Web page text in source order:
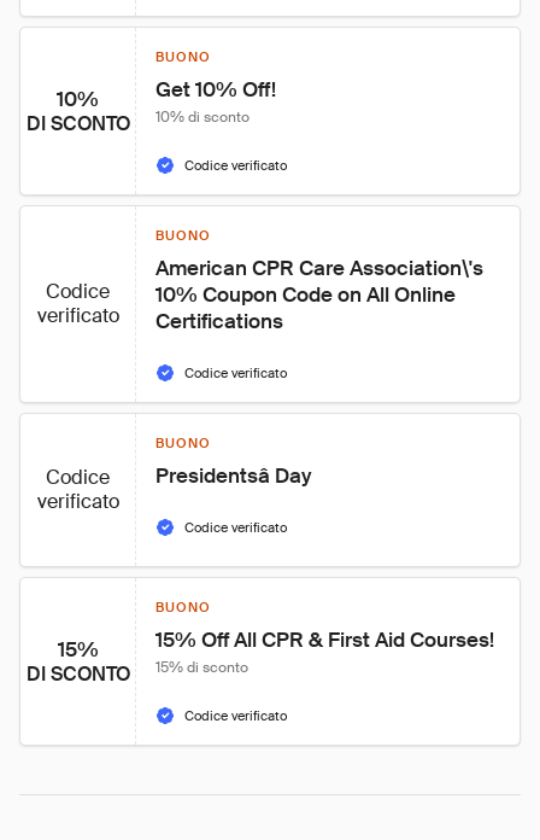
10%
DI SCONTO
BUONO
Get 10% Off!
10% di sconto
Codice verificato
Codice
verificato
BUONO
American CPR Care Association\'s
10% Coupon Code on All Online
Certifications
Codice verificato
Codice
verificato
BUONO
Presidentsâ Day
Codice verificato
15%
DI SCONTO
BUONO
15% Off All CPR & First Aid Courses!
15% di sconto
Codice verificato